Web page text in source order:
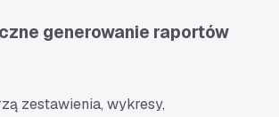
generowanie raportów
zestawienia, wykresy,